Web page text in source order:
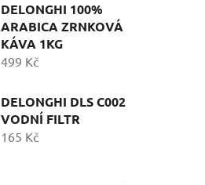
DELONGHI 100%
ARABICA ZRNKOVÁ
KÁVA 1KG
499 Kč
DELONGHI DLS C002
VODNÍ FILTR
165 Kč